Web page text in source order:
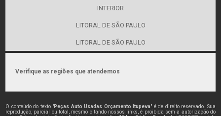
INTERIOR
LITORAL DE SÃO PAULO
LITORAL DE SÃO PAULO
Verifique as regiões que atendemos
O conteúdo do texto "Peças Auto Usadas Orçamento Itupeva" é de direito reservado. Sua
reprodução, parcial ou total, mesmo citando nossos links, é proibida sem a autorização do